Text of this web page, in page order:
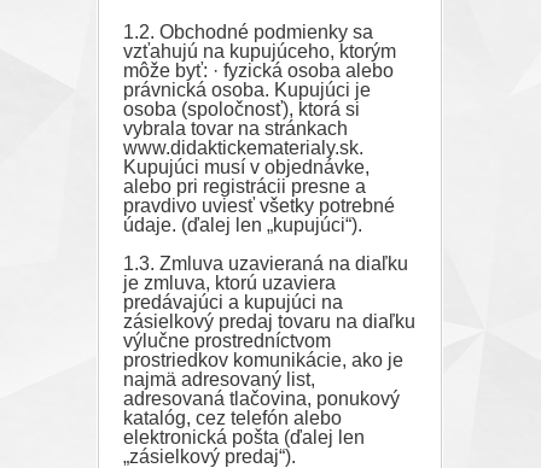
1.2. Obchodné podmienky sa
vzťahujú na kupujúceho, ktorým
môže byť: · fyzická osoba alebo
právnická osoba. Kupujúci je
osoba (spoločnosť), ktorá si
vybrala tovar na stránkach
www.didaktickematerialy.sk.
Kupujúci musí v objednávke,
alebo pri registrácii presne a
pravdivo uviesť všetky potrebné
údaje. (ďalej len „kupujúci“).
1.3. Zmluva uzavieraná na diaľku
je zmluva, ktorú uzaviera
predávajúci a kupujúci na
zásielkový predaj tovaru na diaľku
výlučne prostredníctvom
prostriedkov komunikácie, ako je
najmä adresovaný list,
adresovaná tlačovina, ponukový
katalóg, cez telefón alebo
elektronická pošta (ďalej len
„zásielkový predaj“).